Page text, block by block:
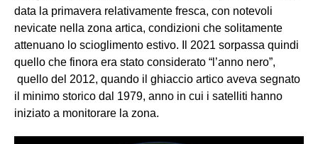
data la primavera relativamente fresca, con notevoli
nevicate nella zona artica, condizioni che solitamente
attenuano lo scioglimento estivo. Il 2021 sorpassa quindi
quello che finora era stato considerato “l’anno nero”,
quello del 2012, quando il ghiaccio artico aveva segnato
il minimo storico dal 1979, anno in cui i satelliti hanno
iniziato a monitorare la zona.